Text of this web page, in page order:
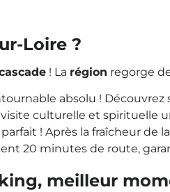
Loire ?
! La région regorge
absolu ! Découvrez
visite culturelle et spirituelle
parfait ! Après la fraîcheur de
20 minutes de route,
meilleur